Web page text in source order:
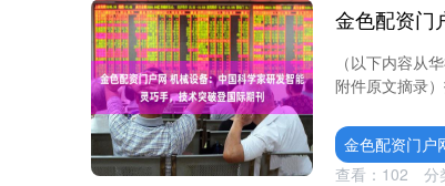
（以下内容从
附件原文摘录
金色配资门户
查看： 102 分